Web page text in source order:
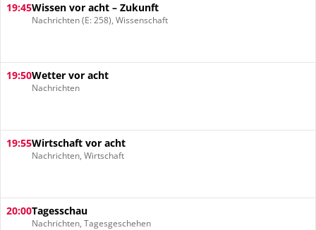
19:45Wissen vor acht – Zukunft
Nachrichten (E: 258), Wissenschaft
19:50Wetter vor acht
Nachrichten
19:55Wirtschaft vor acht
Nachrichten, Wirtschaft
20:00Tagesschau
Nachrichten, Tagesgeschehen